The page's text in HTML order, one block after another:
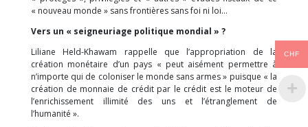
« nouveau monde » sans frontières sans foi ni loi…
Vers un « seigneuriage politique mondial » ?
Liliane Held-Khawam rappelle que l’appropriation de la
création monétaire d’un pays « peut aisément permettre à
n’importe qui de coloniser le monde sans armes » puisque « la
création de monnaie de crédit par le crédit est le moteur de
l’enrichissement illimité des uns et l’étranglement de
l’humanité ».
CHF